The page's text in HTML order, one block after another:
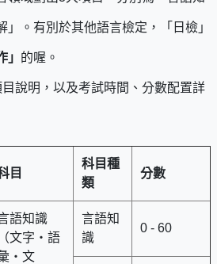
。有別於其他語言檢定，「日檢」
的喔。
說明，以及考試時間、分數配置詳
目
科目種
類
分數
語知識
（文字・語
・文
言語知
識
0 - 60